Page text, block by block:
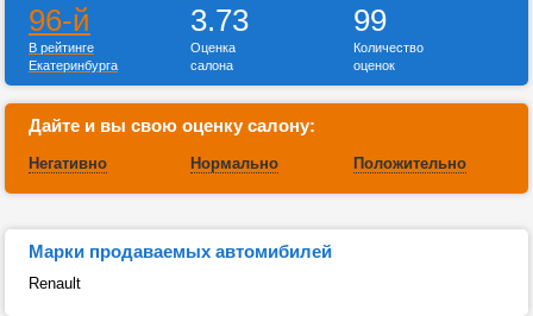
96-й
В рейтинге
Екатеринбурга
3.73
Оценка
салона
99
Количество
оценок
Дайте и вы свою оценку салону:
Негативно Нормально Положительно
Марки продаваемых автомибилей
Renault